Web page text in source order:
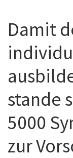
Damit
stande
5000
zur